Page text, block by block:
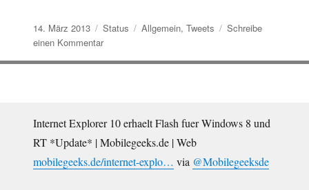
Ki…
Veröffentlicht
am
14. März 2013 Format
Status Kategorien
Allgemein, Tweets
Schreibe
einen Kommentarzu
https://t.co/sy…
Internet Explorer 10 erhaelt Flash fuer Windows 8 und
RT *Update* | Mobilegeeks.de | Web
mobilegeeks.de/internet-explo… via @Mobilegeeksde